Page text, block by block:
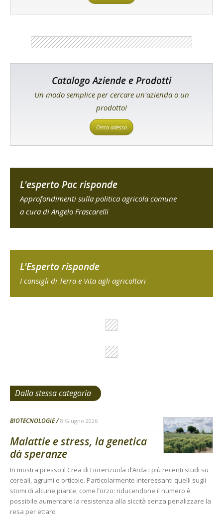
Catalogo Aziende e Prodotti
Un modo semplice per cercare un'azienda o un
prodotto!
Cerca adesso
L'esperto Pac risponde
Approfondimenti sulla politica agricola comune
a cura di Angelo Frascarelli
L'Esperto risponde
I consigli di Terra e Vita agli agricoltori
Dalla stessa categoria
BIOTECNOLOGIE 8 Giugno 2026
Malattie e stress, la genetica
dà speranze
In mostra presso il Crea di Fiorenzuola d’Arda i più recenti studi su
cereali, agrumi e orticole. Particolarmente interessanti quelli sugli
stomi di alcune piante, come l’orzo: riducendone il numero è
possibile aumentare la resistenza alla siccità senza penalizzare la
resa per ettaro